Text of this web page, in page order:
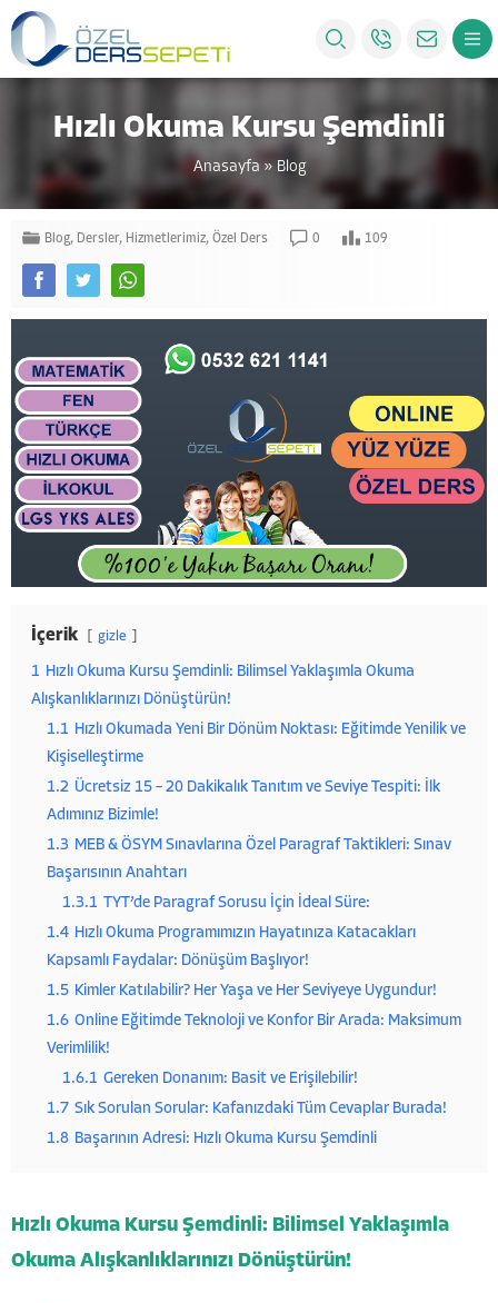
Hızlı Okuma Kursu Şemdinli
Anasayfa » Blog
Blog, Dersler, Hizmetlerimiz, Özel Ders 0 109
İçerik gizle
1 Hızlı Okuma Kursu Şemdinli: Bilimsel Yaklaşımla Okuma
Alışkanlıklarınızı Dönüştürün!
1.1 Hızlı Okumada Yeni Bir Dönüm Noktası: Eğitimde Yenilik ve
Kişiselleştirme
1.2 Ücretsiz 15 – 20 Dakikalık Tanıtım ve Seviye Tespiti: İlk
Adımınız Bizimle!
1.3 MEB & ÖSYM Sınavlarına Özel Paragraf Taktikleri: Sınav
Başarısının Anahtarı
1.3.1 TYT’de Paragraf Sorusu İçin İdeal Süre:
1.4 Hızlı Okuma Programımızın Hayatınıza Katacakları
Kapsamlı Faydalar: Dönüşüm Başlıyor!
1.5 Kimler Katılabilir? Her Yaşa ve Her Seviyeye Uygundur!
1.6 Online Eğitimde Teknoloji ve Konfor Bir Arada: Maksimum
Verimlilik!
1.6.1 Gereken Donanım: Basit ve Erişilebilir!
1.7 Sık Sorulan Sorular: Kafanızdaki Tüm Cevaplar Burada!
1.8 Başarının Adresi: Hızlı Okuma Kursu Şemdinli
Hızlı Okuma Kursu Şemdinli: Bilimsel Yaklaşımla
Okuma Alışkanlıklarınızı Dönüştürün!